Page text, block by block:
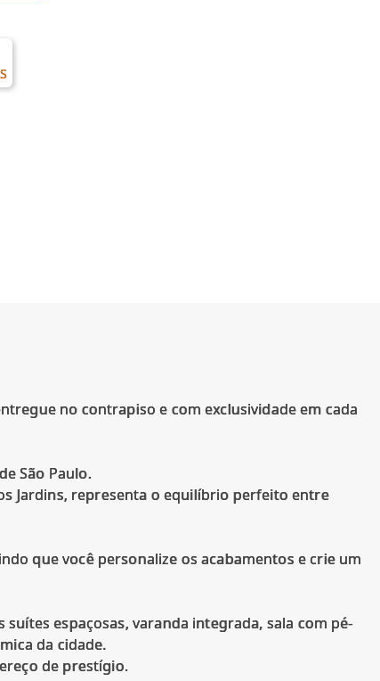
no contrapiso e com exclusividade em cada
São Paulo.
Jardins, representa o equilíbrio perfeito entre
que você personalize os acabamentos e crie um
espaçosas, varanda integrada, sala com pé-
da cidade.
de prestígio.